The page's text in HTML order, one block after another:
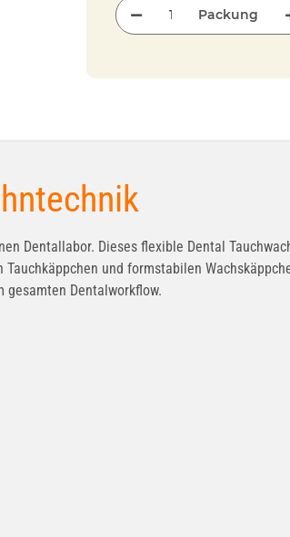
Packung
Dentallabor. Dieses flexible Dental
und formstabilen
Dentalworkflow.